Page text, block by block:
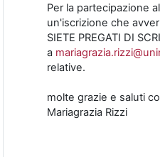
Per la partecipazione
un'iscrizione che
SIETE PREGATI DI
a
relative.
molte grazie e saluti
Mariagrazia Rizzi